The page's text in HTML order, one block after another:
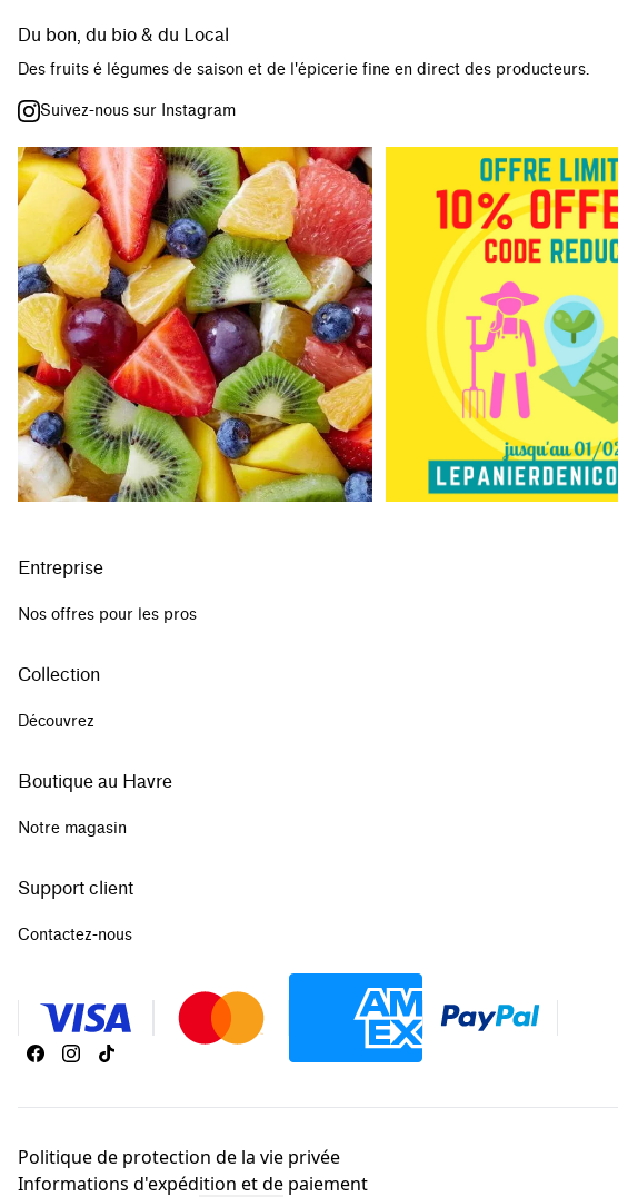
Du bon, du bio & du Local
Des fruits é légumes de saison et de l'épicerie fine en direct des producteurs.
Suivez-nous sur Instagram
Entreprise
Nos offres pour les pros
Collection
Découvrez
Boutique au Havre
Notre magasin
Support client
Contactez-nous
Politique de protection de la vie privée
Informations d'expédition et de paiement